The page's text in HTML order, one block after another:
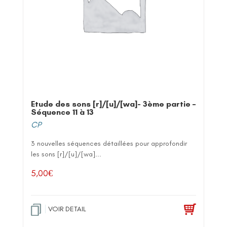
Etude des sons [r]/[u]/[wa]- 3ème partie –
Séquence 11 à 13
CP
3 nouvelles séquences détaillées pour approfondir
les sons [r]/[u]/[wa]...
5,00€
VOIR DETAIL